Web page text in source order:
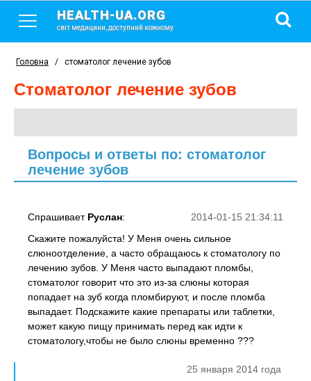
HEALTH-UA.ORG
світ медицини, доступний кожному
Головна / стоматолог лечение зубов
стоматолог лечение зубов
Вопросы и ответы по: стоматолог
лечение зубов
2014-01-15 21:34:11
Спрашивает Руслан:
Скажите пожалуйста! У Меня очень сильное
слюноотделение, а часто обращаюсь к стоматологу по
лечению зубов. У Меня часто выпадают пломбы,
стоматолог говорит что это из-за слюны которая
попадает на зуб когда пломбируют, и после пломба
выпадает. Подскажите какие препараты или таблетки,
может какую пищу принимать перед как идти к
стоматологу,чтобы не было слюны временно ???
25 января 2014 года